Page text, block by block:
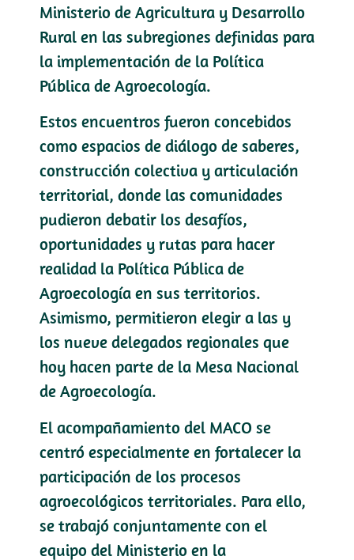
Ministerio de Agricultura y Desarrollo
Rural en las subregiones definidas para
la implementación de la Política
Pública de Agroecología.
Estos encuentros fueron concebidos
como espacios de diálogo de saberes,
construcción colectiva y articulación
territorial, donde las comunidades
pudieron debatir los desafíos,
oportunidades y rutas para hacer
realidad la Política Pública de
Agroecología en sus territorios.
Asimismo, permitieron elegir a las y
los nueve delegados regionales que
hoy hacen parte de la Mesa Nacional
de Agroecología.
El acompañamiento del MACO se
centró especialmente en fortalecer la
participación de los procesos
agroecológicos territoriales. Para ello,
se trabajó conjuntamente con el
equipo del Ministerio en la